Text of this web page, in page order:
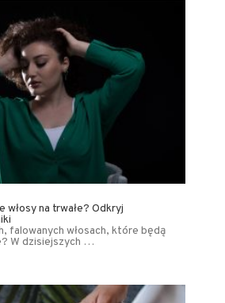
włosy na trwałe? Odkryj
falowanych włosach, które będą
W dzisiejszych …